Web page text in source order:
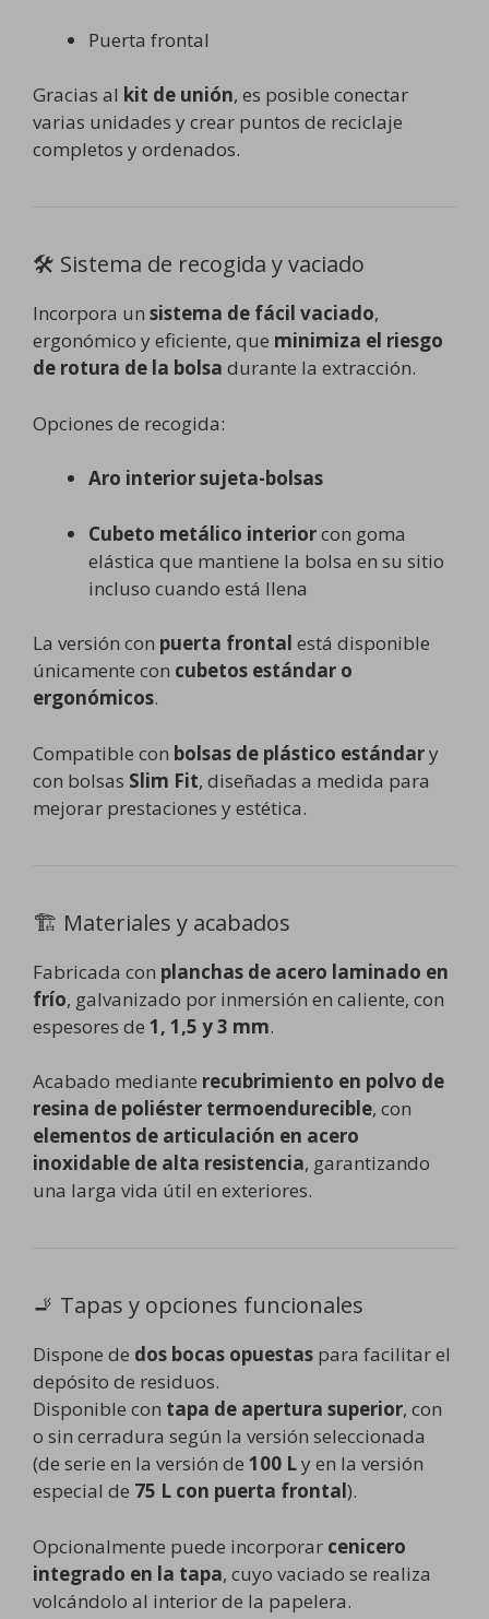
Puerta frontal
Gracias al kit de unión, es posible conectar
varias unidades y crear puntos de reciclaje
completos y ordenados.
🛠️ Sistema de recogida y vaciado
Incorpora un sistema de fácil vaciado,
ergonómico y eficiente, que minimiza el riesgo
de rotura de la bolsa durante la extracción.
Opciones de recogida:
Aro interior sujeta-bolsas
Cubeto metálico interiorcon goma
elástica que mantiene la bolsa en su sitio
incluso cuando está llena
La versión con puerta frontal está disponible
únicamente con cubetos estándar o
ergonómicos.
Compatible con bolsas de plástico estándary
con bolsas Slim Fit, diseñadas a medida para
mejorar prestaciones y estética.
🏗️ Materiales y acabados
Fabricada con planchas de acero laminado en
frío, galvanizado por inmersión en caliente, con
espesores de 1, 1,5 y 3 mm.
Acabado mediante recubrimiento en polvo de
resina de poliéster termoendurecible, con
elementos de articulación en acero
inoxidable de alta resistencia, garantizando
una larga vida útil en exteriores.
🚬 Tapas y opciones funcionales
Dispone de dos bocas opuestas para facilitar el
depósito de residuos.
Disponible con tapa de apertura superior, con
o sin cerradura según la versión seleccionada
(de serie en la versión de 100 Ly en la versión
especial de 75 L con puerta frontal).
Opcionalmente puede incorporar cenicero
integrado en la tapa, cuyo vaciado se realiza
volcándolo al interior de la papelera.